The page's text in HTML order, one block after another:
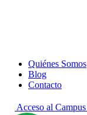
Quiénes Somos
Blog
Contacto
Acceso al Campus